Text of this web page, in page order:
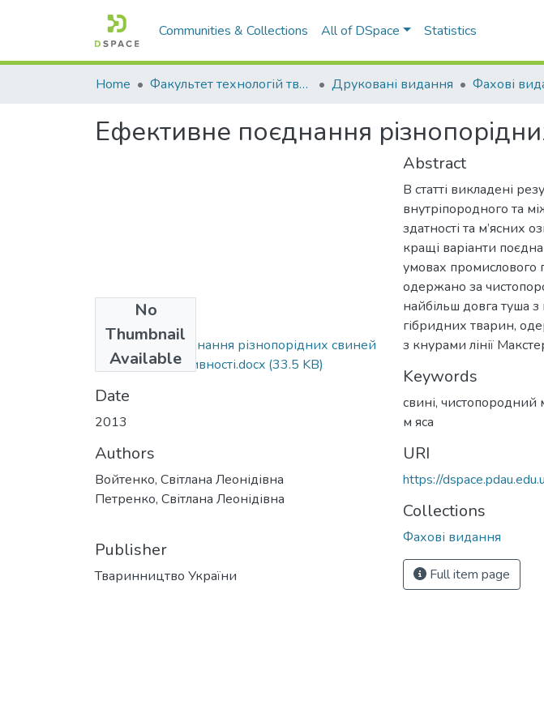
Communities & Collections All of DSpace Statistics
Home Факультет технологій тваринництва та продовольства Друковані видання Фахові
Ефективне поєднання
No
Thumbnail
Available
Ефективне поєднання різнопорідних свиней
м’ясної продуктивності.docx (33.5 KB)
Date
2013
Authors
Войтенко, Світлана Леонідівна
Петренко, Світлана Леонідівна
Publisher
Тваринництво України
Abstract
В статті викладені
внутріпородного та
здатності та м’ясних
кращі варіанти
умовах промислового
одержано за
найбільш довга туша
гібридних тварин,
з кнурами лінії
Keywords
свині, чистопородний
м яса
URI
https://
Collections
Фахові видання
Full item page